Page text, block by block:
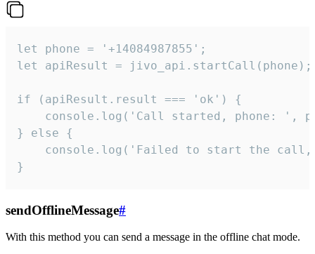
let phone = '+14084987855';
let apiResult = jivo_api.startCall(phone);
if (apiResult.result === 'ok') {
console.log('Call started, phone: ',
} else {
console.log('Failed to start the
}
sendOfflineMessage#
With this method you can send a message in the offline chat mode.